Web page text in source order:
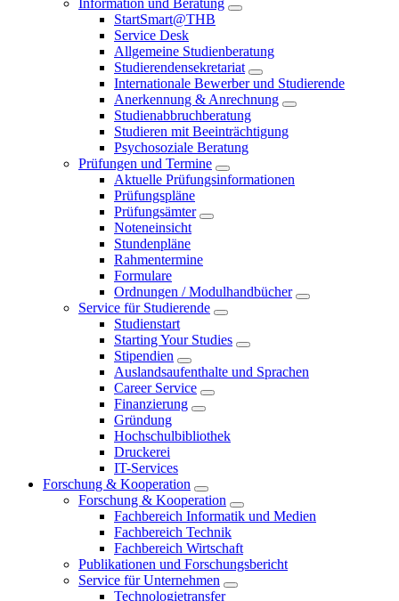
Information und Beratung
StartSmart@THB
Service Desk
Allgemeine Studienberatung
Studierendensekretariat
Internationale Bewerber und Studierende
Anerkennung & Anrechnung
Studienabbruchberatung
Studieren mit Beeinträchtigung
Psychosoziale Beratung
Prüfungen und Termine
Aktuelle Prüfungsinformationen
Prüfungspläne
Prüfungsämter
Noteneinsicht
Stundenpläne
Rahmentermine
Formulare
Ordnungen / Modulhandbücher
Service für Studierende
Studienstart
Starting Your Studies
Stipendien
Auslandsaufenthalte und Sprachen
Career Service
Finanzierung
Gründung
Hochschulbibliothek
Druckerei
IT-Services
Forschung & Kooperation
Forschung & Kooperation
Fachbereich Informatik und Medien
Fachbereich Technik
Fachbereich Wirtschaft
Publikationen und Forschungsbericht
Service für Unternehmen
Technologietransfer